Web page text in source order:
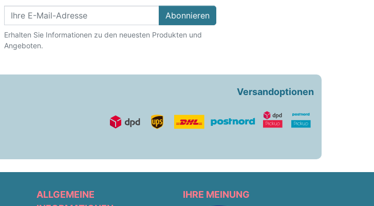
Abonnieren
Erhalten Sie Informationen zu den neuesten Produkten und
Angeboten.
Versandoptionen
ALLGEMEINE
IHRE MEINUNG